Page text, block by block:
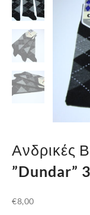
Ανδρικές
”Dundar”
€8,00